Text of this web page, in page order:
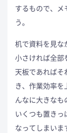
するもので、メ
う。
机で資料を見な
小さければ全部
天板であればそ
き、作業効率
んなに大きな
いくつも置き
なってしまいま